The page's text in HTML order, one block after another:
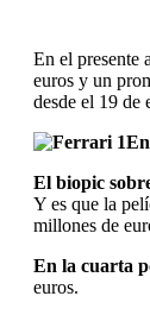
En el presente
euros y un
desde el 19 de
El biopic
Y es que la
millones de
En la cuarta
euros.